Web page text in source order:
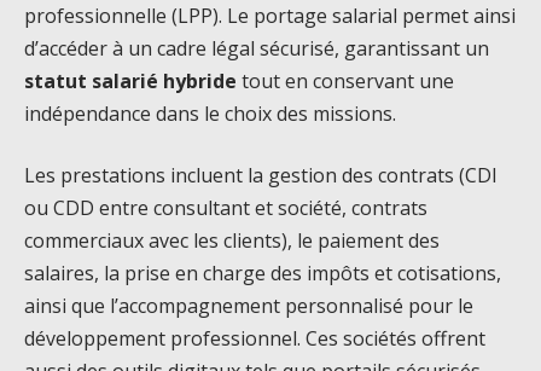
professionnelle (LPP). Le portage salarial permet ainsi
d’accéder à un cadre légal sécurisé, garantissant un
statut salarié hybride tout en conservant une
indépendance dans le choix des missions.
Les prestations incluent la gestion des contrats (CDI
ou CDD entre consultant et société, contrats
commerciaux avec les clients), le paiement des
salaires, la prise en charge des impôts et cotisations,
ainsi que l’accompagnement personnalisé pour le
développement professionnel. Ces sociétés offrent